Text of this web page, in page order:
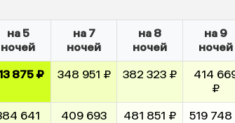
на 5
ночей
на 7
ночей
на 8
ночей
на 9
ночей
875 ₽ 348 951 ₽ 382 323 ₽
414
₽
641
409 693
481 851 ₽ 519 748